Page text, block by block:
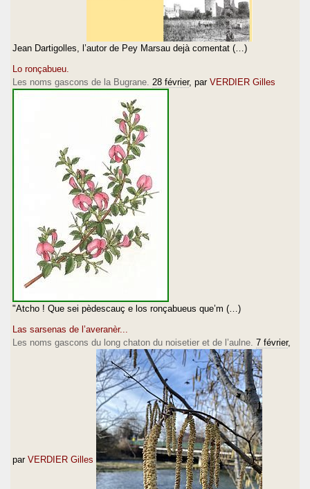
Jean Dartigolles, l’autor de Pey Marsau dejà comentat (…)
Lo ronçabueu.
Les noms gascons de la Bugrane. 28 février, par VERDIER Gilles
"Atcho ! Que sei pèdescauç e los ronçabueus que’m (…)
Las sarsenas de l’averanèr...
Les noms gascons du long chaton du noisetier et de l’aulne. 7 février,
par VERDIER Gilles